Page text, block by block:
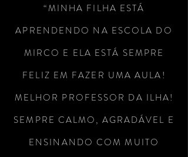
“MINHA FILHA ESTÁ
APRENDENDO NA ESCOLA DO
MIRCO E ELA ESTÁ SEMPRE
FELIZ EM FAZER UMA AULA!
MELHOR PROFESSOR DA ILHA!
SEMPRE CALMO, AGRADÁVEL E
ENSINANDO COM MUITO